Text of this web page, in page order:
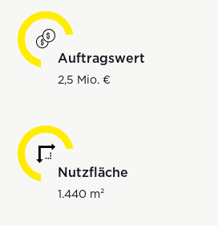
Auftragswert
2,5 Mio. €
Nutzfläche
1.440 m²